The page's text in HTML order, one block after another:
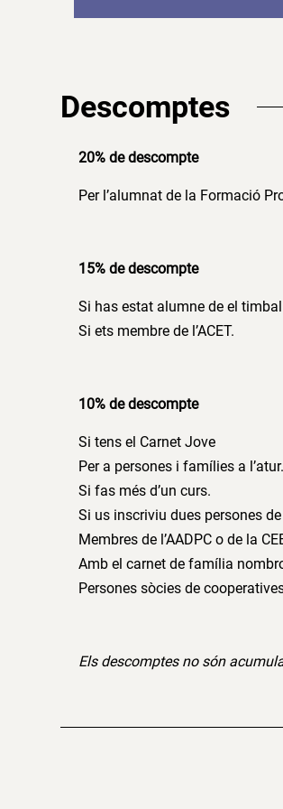
Descomptes
20% de descompte
Per l’alumnat de la Formació
15% de descompte
Si has estat alumne de el
Si ets membre de l’ACET.
10% de descompte
Si tens el Carnet Jove
Per a persones i famílies a
Si fas més d’un curs.
Si us inscriviu dues persones
Membres de l’AADPC o de la
Amb el carnet de família
Persones sòcies de
Els descomptes no són